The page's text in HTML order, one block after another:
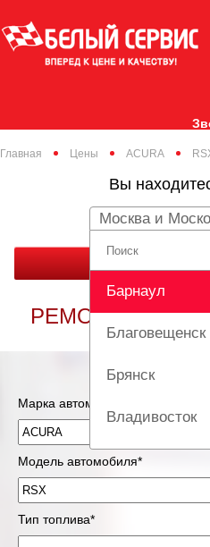
Главная Цены ACURA
Вы
Москва и
Барнаул
Благовещенск
Брянск
Владивосток
Вологда
Екатеринбург
РЕМОНТ
Марка автомобиля*
Модель автомобиля*
Тип топлива*